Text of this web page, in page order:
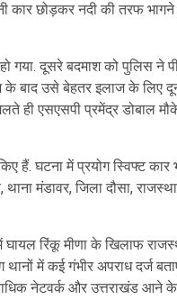
छोड़कर नदी की तरफ भागने
गया. दूसरे बदमाश को पुलिस ने
बाद उसे बेहतर इलाज के लिए
ही एसएसपी प्रमेंद्र डोबाल
हैं. घटना में प्रयोग स्विफ्ट कार
मंडावर, जिला दौसा,
रिंकू मीणा के खिलाफ
में कई गंभीर अपराध दर्ज
नेटवर्क और उत्तराखंड आने के